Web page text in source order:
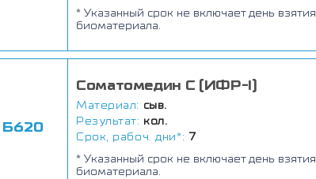
* Указанный срок не включает день взятия
биоматериала.
Б620
Соматомедин С (ИФР-I)
Материал: сыв.
Результат: кол.
Срок, рабоч. дни*: 7
* Указанный срок не включает день взятия
биоматериала.